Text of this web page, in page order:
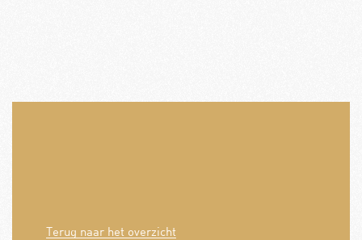
Terug naar het overzicht